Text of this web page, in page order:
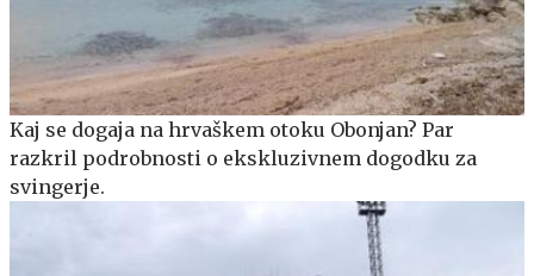
Kaj se dogaja na hrvaškem otoku Obonjan? Par
razkril podrobnosti o ekskluzivnem dogodku za
svingerje.